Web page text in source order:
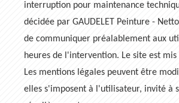
interruption pour maintenance
décidée par GAUDELET Peinture -
de communiquer préalablement aux
heures de l'intervention. Le site est
Les mentions légales peuvent être
elles s'imposent à l'utilisateur, invité à